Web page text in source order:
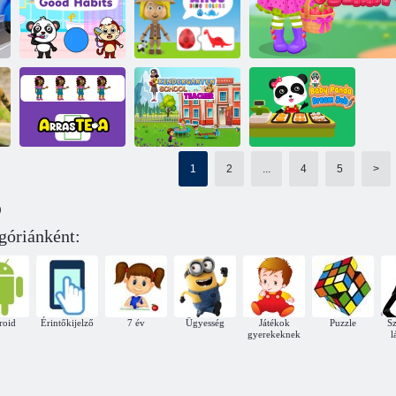
ABC állatok
Baby Panda
Érzelemvilág
Kis Panda
űrutazás
szokásai
Alice Dino
színek világa
1 2 ... 4 5 >
Érintőkijelző 7 év Ügyesség
Játékok
gyerekeknek
Puzzle